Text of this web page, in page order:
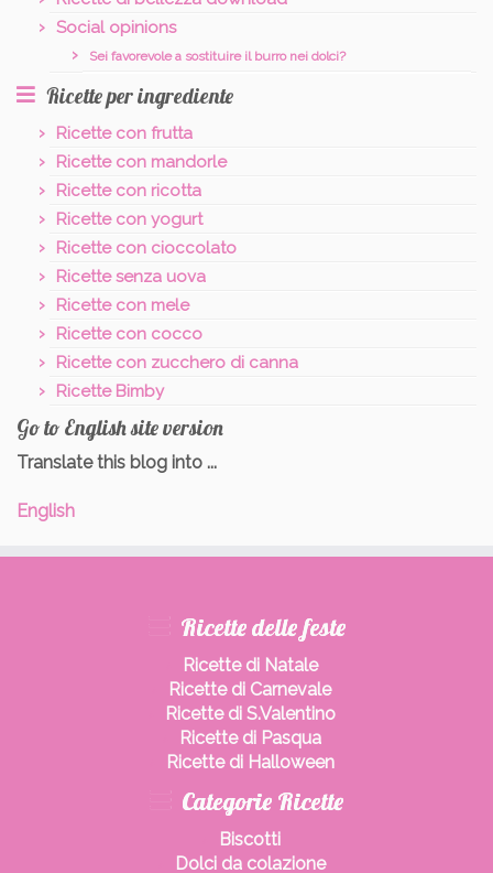
Social opinions
Sei favorevole a sostituire il burro nei dolci?
Ricette per ingrediente
Ricette con frutta
Ricette con mandorle
Ricette con ricotta
Ricette con yogurt
Ricette con cioccolato
Ricette senza uova
Ricette con mele
Ricette con cocco
Ricette con zucchero di canna
Ricette Bimby
Go to English site version
Translate this blog into ...
English
Ricette delle feste
Ricette di Natale
Ricette di Carnevale
Ricette di S.Valentino
Ricette di Pasqua
Ricette di Halloween
Categorie Ricette
Biscotti
Dolci da colazione